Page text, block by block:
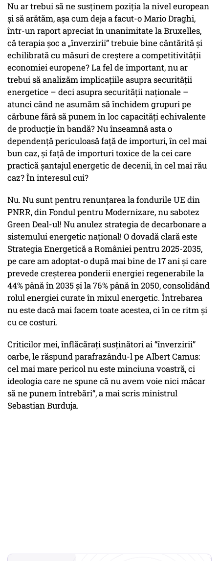
Nu ar trebui să ne susținem poziția la nivel european
și să arătăm, așa cum deja a facut-o Mario Draghi,
într-un raport apreciat în unanimitate la Bruxelles,
că terapia șoc a „înverzirii” trebuie bine cântărită și
echilibrată cu măsuri de creștere a competitivității
economiei europene? La fel de important, nu ar
trebui să analizăm implicațiile asupra securității
energetice – deci asupra securității naționale –
atunci când ne asumăm să închidem grupuri pe
cărbune fără să punem în loc capacități echivalente
de producție în bandă? Nu înseamnă asta o
dependență periculoasă față de importuri, în cel mai
bun caz, și față de importuri toxice de la cei care
practică șantajul energetic de decenii, în cel mai rău
caz? În interesul cui?
Nu. Nu sunt pentru renunțarea la fondurile UE din
PNRR, din Fondul pentru Modernizare, nu sabotez
Green Deal-ul! Nu anulez strategia de decarbonare a
sistemului energetic național! O dovadă clară este
Strategia Energetică a României pentru 2025-2035,
pe care am adoptat-o după mai bine de 17 ani și care
prevede creşterea ponderii energiei regenerabile la
44% până în 2035 şi la 76% până în 2050, consolidând
rolul energiei curate în mixul energetic. Întrebarea
nu este dacă mai facem toate acestea, ci în ce ritm și
cu ce costuri.
Criticilor mei, înflăcărați susținători ai “înverzirii”
oarbe, le răspund parafrazându-l pe Albert Camus:
cel mai mare pericol nu este minciuna voastră, ci
ideologia care ne spune că nu avem voie nici măcar
să ne punem întrebări“, a mai scris ministrul
Sebastian Burduja.